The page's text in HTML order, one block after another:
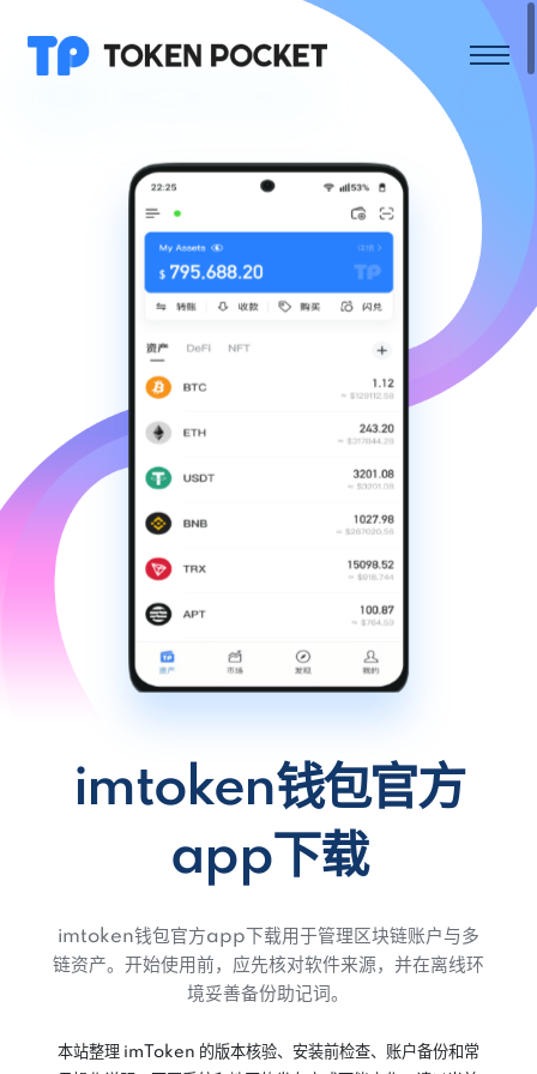
imtoken钱包官方
app下载
imtoken钱包官方app下载用于管理区块链账户与多
链资产。开始使用前，应先核对软件来源，并在离线环
境妥善备份助记词。
本站整理 imToken 的版本核验、安装前检查、账户备份和常